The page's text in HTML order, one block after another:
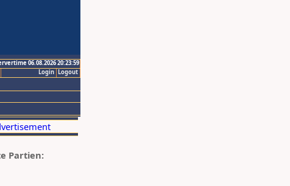
06.08.2026 20:23:59
Logout
Login
Partien: